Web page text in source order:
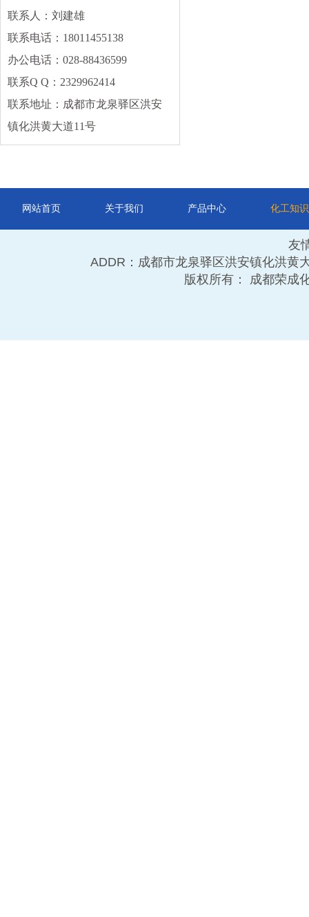
片碱 盐酸
碳酸钠 丙烯酸
冰醋酸 硝酸
碳酸钾 更多
其他类
DMF 甲缩醛 甲醛
联系人：刘建雄
联系电话：18011455138
办公电话：028-88436599
联系Q Q：2329962414
联系地址：成都市龙泉驿区洪安
镇化洪黄大道11号
网站首页 关于我们 产品中心 化工知识
友
ADDR：成都市龙泉驿区洪安镇化洪
版权所有： 成都荣